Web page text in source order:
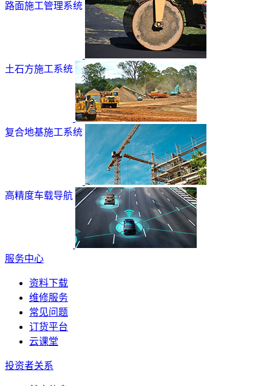
路面施工管理系统
土石方施工系统
复合地基施工系统
高精度车载导航
服务中心
资料下载
维修服务
常见问题
订货平台
云课堂
投资者关系